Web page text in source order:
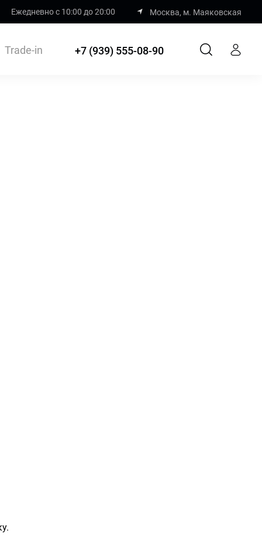
Ежедневно с 10:00 до 20:00 Москва, м. Маяковская
Trade-in +7 (939) 555-08-90
Pro